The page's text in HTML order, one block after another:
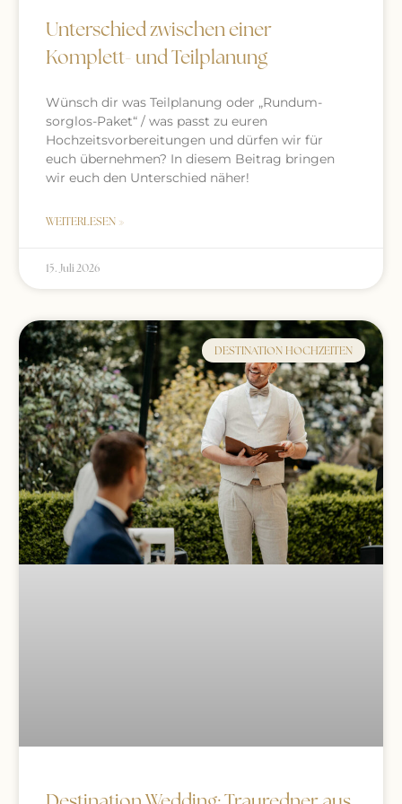
Unterschied zwischen einer
Komplett- und Teilplanung
Wünsch dir was Teilplanung oder „Rundum-
sorglos-Paket“ / was passt zu euren
Hochzeitsvorbereitungen und dürfen wir für
euch übernehmen? In diesem Beitrag bringen
wir euch den Unterschied näher!
WEITERLESEN »
15. Juli 2026
DESTINATION HOCHZEITEN